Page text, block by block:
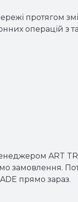
протягом
операцій з
ART
замовлення.
прямо зараз.